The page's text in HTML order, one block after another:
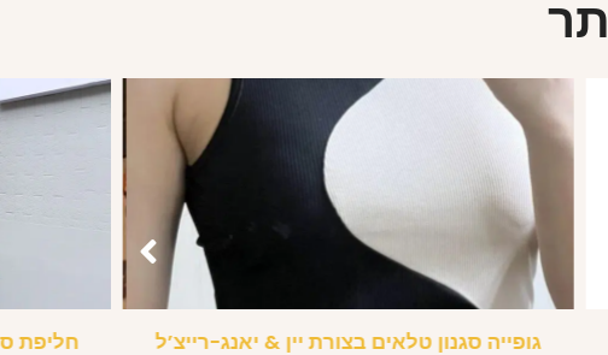
גופייה סגנון טלאים בצורת יין & יאנג-רייצ’ל
חליפת